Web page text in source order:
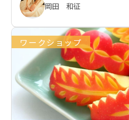
岡田 和征
ワークショップ